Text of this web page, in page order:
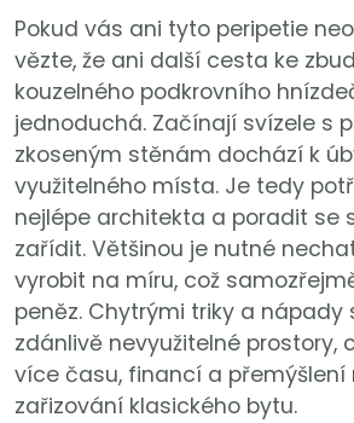
Pokud vás ani tyto peripetie
vězte, že ani další cesta ke
kouzelného podkrovního
jednoduchá. Začínají svízele s
zkoseným stěnám dochází k
využitelného místa. Je tedy
nejlépe architekta a poradit se
zařídit. Většinou je nutné
vyrobit na míru, což
peněz. Chytrými triky a nápady
zdánlivě nevyužitelné prostory,
více času, financí a přemýšlení
zařizování klasického bytu.